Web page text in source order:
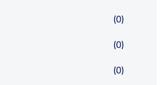
(0)
(0)
(0)